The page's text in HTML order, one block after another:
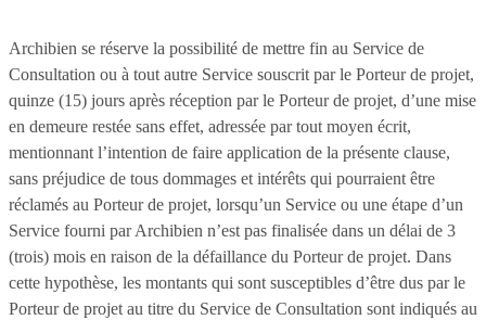
Archibien se réserve la possibilité de mettre fin au Service de
Consultation ou à tout autre Service souscrit par le Porteur de projet,
quinze (15) jours après réception par le Porteur de projet, d’une mise
en demeure restée sans effet, adressée par tout moyen écrit,
mentionnant l’intention de faire application de la présente clause,
sans préjudice de tous dommages et intérêts qui pourraient être
réclamés au Porteur de projet, lorsqu’un Service ou une étape d’un
Service fourni par Archibien n’est pas finalisée dans un délai de 3
(trois) mois en raison de la défaillance du Porteur de projet. Dans
cette hypothèse, les montants qui sont susceptibles d’être dus par le
Porteur de projet au titre du Service de Consultation sont indiqués au